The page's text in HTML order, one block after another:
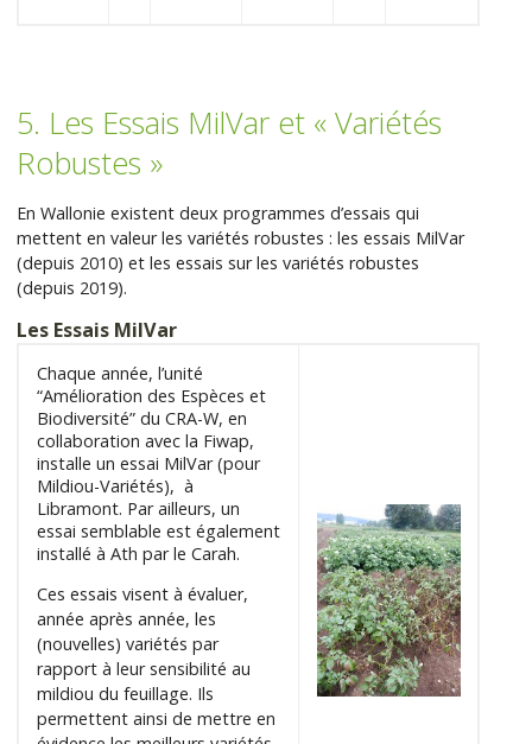
5. Les Essais MilVar et « Variétés
Robustes »
En Wallonie existent deux programmes d’essais qui
mettent en valeur les variétés robustes : les essais MilVar
(depuis 2010) et les essais sur les variétés robustes
(depuis 2019).
Les Essais MilVar
Chaque année, l’unité
“Amélioration des Espèces et
Biodiversité” du CRA-W, en
collaboration avec la Fiwap,
installe un essai MilVar (pour
Mildiou-Variétés), à
Libramont. Par ailleurs, un
essai semblable est également
installé à Ath par le Carah.
Ces essais visent à évaluer,
année après année, les
(nouvelles) variétés par
rapport à leur sensibilité au
mildiou du feuillage. Ils
permettent ainsi de mettre en